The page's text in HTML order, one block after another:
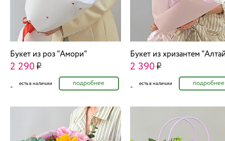
Букет из роз "Амори"
2 290
есть в наличии подробнее
Букет из хризантем
2 390
есть в наличии подробнее